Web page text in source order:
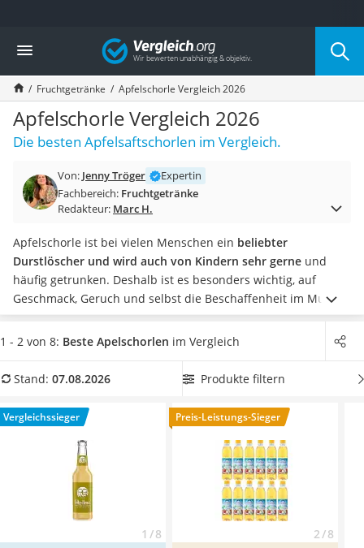
Die beliebtesten Vergleiche nach Kategorie
Lebensmittel
Schwarzkümmelöl
Knäckebrot
Schwarzkümmelöl-Kapseln
Manukahonig
Eiklar
Balsamico-Essig
Schwarzkümmelöl bio
Honig
Gemüsebrühe
Eiskaffee-Pulver
Irischer Whiskey
Grapefruitkernextrakt
Matcha-Set
MCT-Öl
Erythrit
Müsli ohne Zuckerzusatz
Vergleich
Fruchtgetränke Apfelschorle Vergleich 2026
Apfelschorle Vergleich 2026
Die besten Apfelsaftschorlen im Vergleich.
Von: Jenny Tröger
Expertin
Fachbereich: Fruchtgetränke
Redakteur: Marc H.
Apfelschorle ist bei vielen Menschen ein beliebter
Durstlöscher und wird auch von Kindern sehr gerne und
häufig getrunken. Deshalb ist es besonders wichtig, auf
Geschmack, Geruch und selbst die Beschaffenheit im Mund
zu achten. Machen Sie doch selbst einenGeschmacks-Test
und wählen ein Produkt mit besonders hohem Fruchtgehalt
intensiv schmeckende Schorle bevorzugen. Überzeugt hat
Apfelschorle* mit seinen Eigenschaften.
1 - 2 von 8: Beste Apelschorlen im Vergleich
Stand: 07.08.2026 Produkte filtern
Vergleichssieger
1 / 8
Preis-Leistungs-Sieger
2 / 8